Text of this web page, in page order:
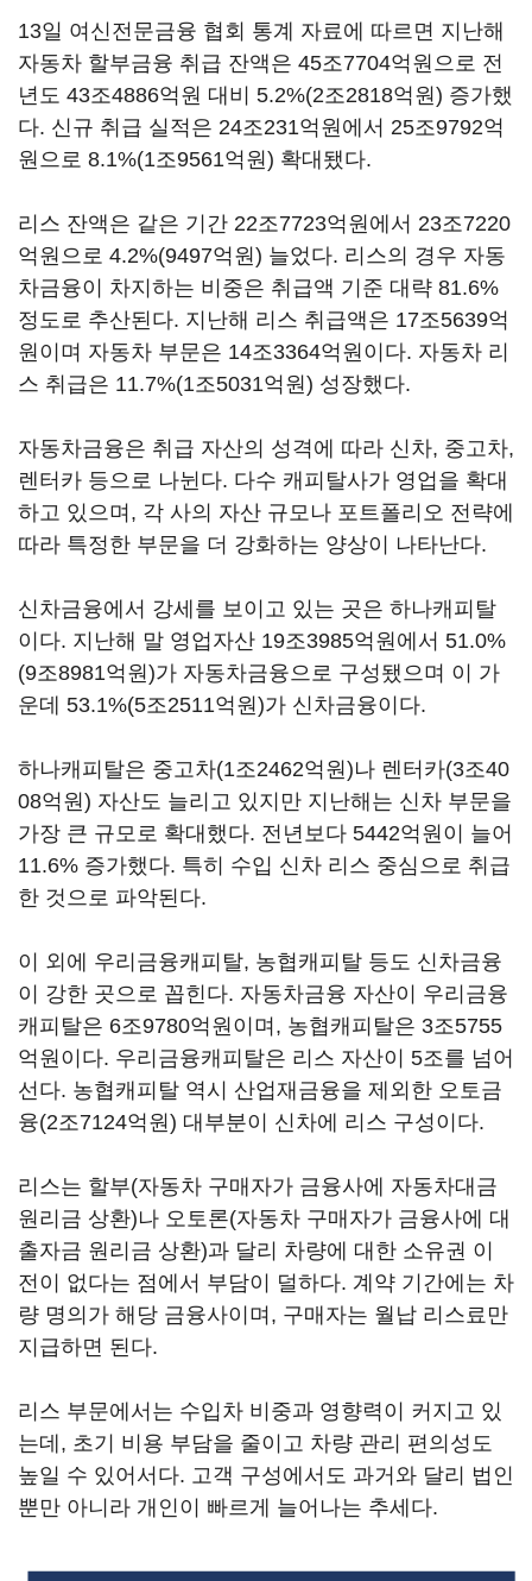
13일 여신전문금융 협회 통계 자료에 따르면 지난해
자동차 할부금융 취급 잔액은 45조7704억원으로 전
년도 43조4886억원 대비 5.2%(2조2818억원) 증가했
다. 신규 취급 실적은 24조231억원에서 25조9792억
원으로 8.1%(1조9561억원) 확대됐다.
리스 잔액은 같은 기간 22조7723억원에서 23조7220
억원으로 4.2%(9497억원) 늘었다. 리스의 경우 자동
차금융이 차지하는 비중은 취급액 기준 대략 81.6%
정도로 추산된다. 지난해 리스 취급액은 17조5639억
원이며 자동차 부문은 14조3364억원이다. 자동차 리
스 취급은 11.7%(1조5031억원) 성장했다.
자동차금융은 취급 자산의 성격에 따라 신차, 중고차,
렌터카 등으로 나뉜다. 다수 캐피탈사가 영업을 확대
하고 있으며, 각 사의 자산 규모나 포트폴리오 전략에
따라 특정한 부문을 더 강화하는 양상이 나타난다.
신차금융에서 강세를 보이고 있는 곳은 하나캐피탈
이다. 지난해 말 영업자산 19조3985억원에서 51.0%
(9조8981억원)가 자동차금융으로 구성됐으며 이 가
운데 53.1%(5조2511억원)가 신차금융이다.
하나캐피탈은 중고차(1조2462억원)나 렌터카(3조40
08억원) 자산도 늘리고 있지만 지난해는 신차 부문을
가장 큰 규모로 확대했다. 전년보다 5442억원이 늘어
11.6% 증가했다. 특히 수입 신차 리스 중심으로 취급
한 것으로 파악된다.
이 외에 우리금융캐피탈, 농협캐피탈 등도 신차금융
이 강한 곳으로 꼽힌다. 자동차금융 자산이 우리금융
캐피탈은 6조9780억원이며, 농협캐피탈은 3조5755
억원이다. 우리금융캐피탈은 리스 자산이 5조를 넘어
선다. 농협캐피탈 역시 산업재금융을 제외한 오토금
융(2조7124억원) 대부분이 신차에 리스 구성이다.
리스는 할부(자동차 구매자가 금융사에 자동차대금
원리금 상환)나 오토론(자동차 구매자가 금융사에 대
출자금 원리금 상환)과 달리 차량에 대한 소유권 이
전이 없다는 점에서 부담이 덜하다. 계약 기간에는 차
량 명의가 해당 금융사이며, 구매자는 월납 리스료만
지급하면 된다.
리스 부문에서는 수입차 비중과 영향력이 커지고 있
는데, 초기 비용 부담을 줄이고 차량 관리 편의성도
높일 수 있어서다. 고객 구성에서도 과거와 달리 법인
뿐만 아니라 개인이 빠르게 늘어나는 추세다.